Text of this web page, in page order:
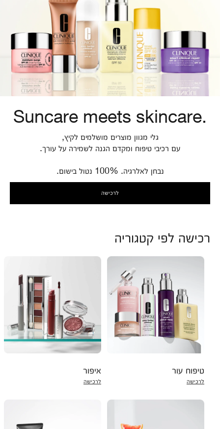
Suncare meets skincare.
גלי מגוון מוצרים מושלמים לקיץ,
עם רכיבי טיפוח ומקדם הגנה לשמירה על עורך.
נבחן לאלרגיה. 100% נטול בישום.
לרכישה
רכישה לפי קטגוריה
טיפוח עור
לרכישה
איפור
לרכישה